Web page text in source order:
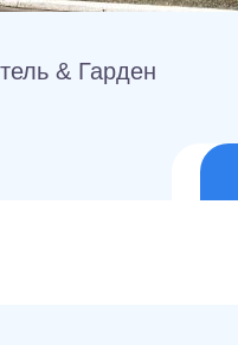
& Гарден